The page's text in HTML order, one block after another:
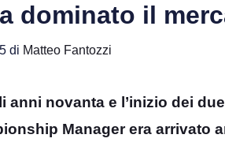
dominato il
di Matteo Fantozzi
anni novanta e l’inizio dei
Manager era arrivato